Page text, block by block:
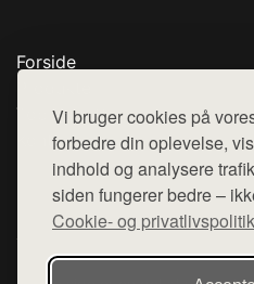
Vi bruger cookies på
forbedre din oplevelse,
indhold og analysere
siden fungerer bedre –
Cookie- og
Forside
Top Rabatter
Kontakt